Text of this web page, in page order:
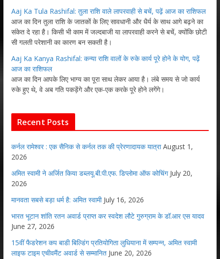
Aaj Ka Tula Rashifal: तुला राशि वाले लापरवाही से बचें, पढ़ें आज का राशिफल
आज का दिन तुला राशि के जातकों के लिए सावधानी और धैर्य के साथ आगे बढ़ने का
संकेत दे रहा है। किसी भी काम में जल्दबाजी या लापरवाही करने से बचें, क्योंकि छोटी
सी गलती परेशानी का कारण बन सकती है।
Aaj Ka Kanya Rashifal: कन्या राशि वालों के रुके कार्य पूरे होने के योग, पढ़ें
आज का राशिफल
आज का दिन आपके लिए भाग्य का पूरा साथ लेकर आया है। लंबे समय से जो कार्य
रुके हुए थे, वे अब गति पकड़ेंगे और एक-एक करके पूरे होने लगेंगे।
Recent Posts
कर्नल रामेश्वर : एक सैनिक से कर्नल तक की प्रेरणादायक यात्रा August 1,
2026
अमित स्वामी ने अर्जित किया डब्लयू.बी.पी.एफ. डिप्लोमा ऑफ कोचिंग July 20,
2026
मानवता सबसे बड़ा धर्म है: अमित स्वामी July 16, 2026
भारत भूटान शांति रतन अवार्ड प्राप्त कर स्वदेश लौटे गुरुग्राम के डॉ.आर एस यादव
June 27, 2026
15वीं फैडरेशन कप बाडी बिल्डिंग प्रतियोगिता लुधियाना में सम्पन्न, अमित स्वामी
लाइफ टाइम एचीवमैंट अवार्ड से सम्मानित June 20, 2026